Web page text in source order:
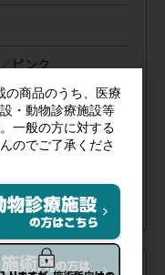
ピンク